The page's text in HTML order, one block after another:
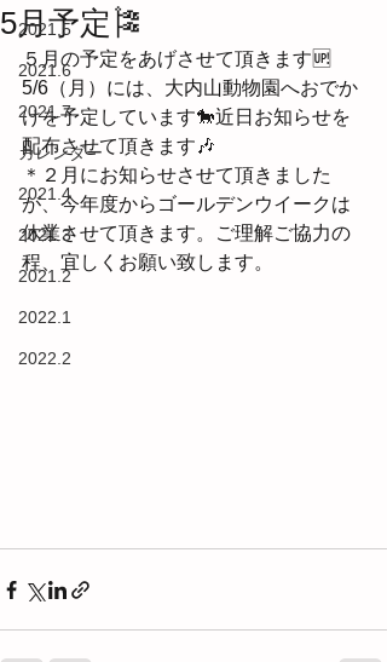
2021.5
2021.6
2021.7
カレンダー
2021.4
2021.3
2021.2
2022.1
2022.2
5月予定🎏
５月の予定をあげさせて頂きます🆙
5/6（月）には、大内山動物園へおでか
けを予定しています🐎近日お知らせを
配布させて頂きます🎶
＊２月にお知らせさせて頂きました
が、今年度からゴールデンウイークは
休業させて頂きます。ご理解ご協力の
程、宜しくお願い致します。